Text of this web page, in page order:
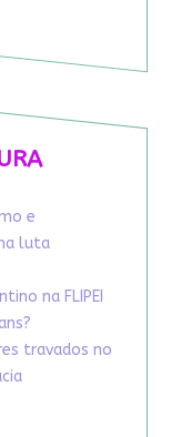
e
luta
na FLIPEI
travados no